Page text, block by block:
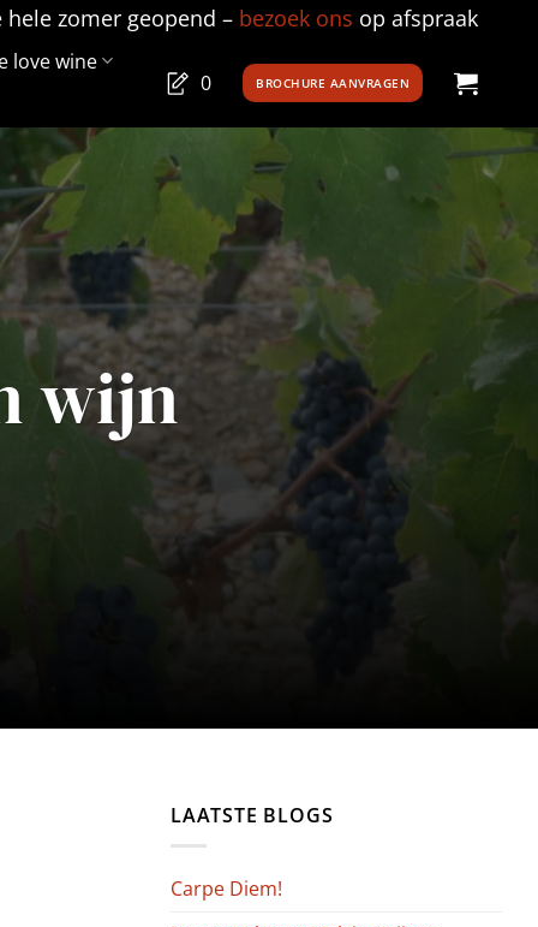
hele zomer geopend – bezoek ons op afspraak
love wine
0
BROCHURE AANVRAGEN
wijn
LAATSTE BLOGS
Carpe Diem!